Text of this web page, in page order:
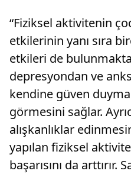
“Fiziksel aktivitenin
etkilerinin yanı sıra
etkileri de
depresyondan ve
kendine güven
görmesini sağlar.
alışkanlıklar
yapılan fiziksel
başarısını da arttırır.